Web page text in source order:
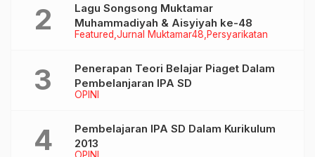
Featured Jurnal Muktamar48 Persyarikatan
Lagu Songsong Muktamar
Muhammadiyah & Aisyiyah ke-48
OPINI
Penerapan Teori Belajar Piaget Dalam
Pembelanjaran IPA SD
OPINI
Pembelajaran IPA SD Dalam Kurikulum
2013